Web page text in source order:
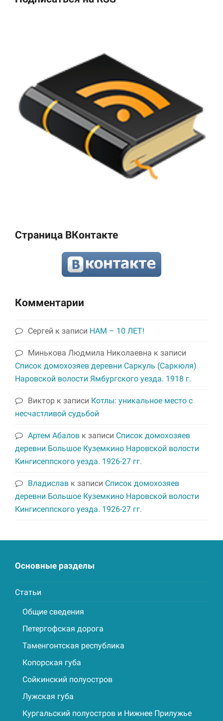
Страница ВКонтакте
Комментарии
Сергей к записи НАМ – 10 ЛЕТ!
Минькова Людмила Николаевна к записи
Список домохозяев деревни Саркуль (Саркюля)
Наровской волости Ямбургского уезда. 1918 г.
Виктор к записи Котлы: уникальное место с
несчастливой судьбой
Артем Абалов к записи Список домохозяев
деревни Большое Куземкино Наровской волости
Кингисеппского уезда. 1926-27 гг.
Владислав к записи Список домохозяев
деревни Большое Куземкино Наровской волости
Кингисеппского уезда. 1926-27 гг.
Основные разделы
Статьи
Общие сведения
Петергофская дорога
Таменгонтская республика
Копорская губа
Сойкинский полуостров
Лужская губа
Кургальский полуостров и Нижнее Прилужье